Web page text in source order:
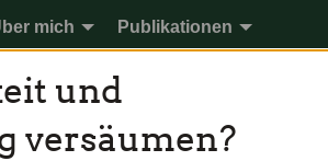
mich Publikationen
und
versäumen?